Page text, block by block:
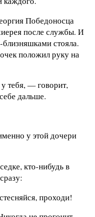
Победоносца
после службы. И
стояла.
положил руку на
тебя, — говорит,
дальше.
у этой дочери
кто-нибудь в
проходи!